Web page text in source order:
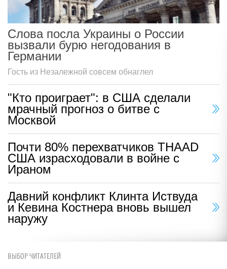
Слова посла Украины о России
вызвали бурю негодования в
Германии
Гость из Незалежной совсем обнаглел
"Кто проиграет": в США сделали
мрачный прогноз о битве с
Москвой
Почти 80% перехватчиков THAAD
США израсходовали в войне с
Ираном
Давний конфликт Клинта Иствуда
и Кевина Костнера вновь вышел
наружу
ВЫБОР ЧИТАТЕЛЕЙ